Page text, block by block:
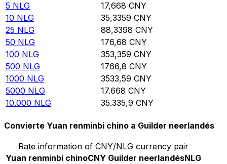
5 NLG 17,668 CNY
10 NLG 35,3359 CNY
25 NLG 88,3398 CNY
50 NLG 176,68 CNY
100 NLG 353,359 CNY
500 NLG 1766,8 CNY
1000 NLG 3533,59 CNY
5000 NLG 17.668 CNY
10.000 NLG 35.335,9 CNY
Convierte Yuan renminbi chino a Guilder neerlandés
Rate information of CNY/NLG currency pair
Yuan renminbi chinoCNY Guilder neerlandésNLG